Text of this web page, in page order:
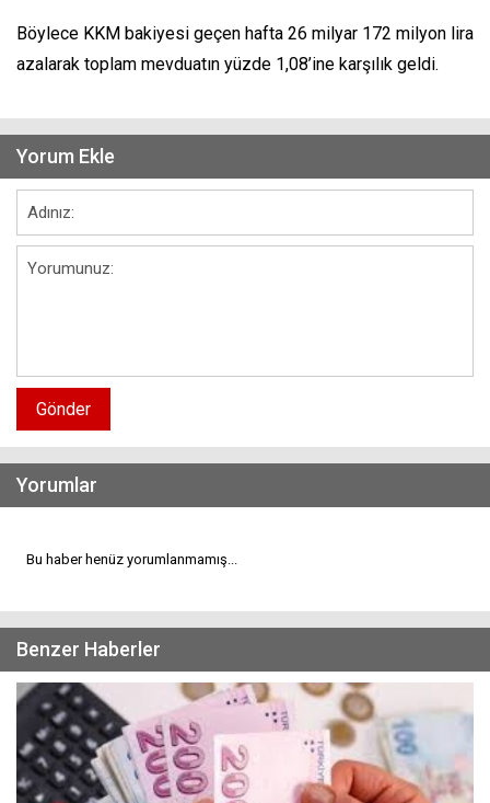
Böylece KKM bakiyesi geçen hafta 26 milyar 172 milyon lira
azalarak toplam mevduatın yüzde 1,08’ine karşılık geldi.
Yorum Ekle
Gönder
Yorumlar
Bu haber henüz yorumlanmamış...
Benzer Haberler